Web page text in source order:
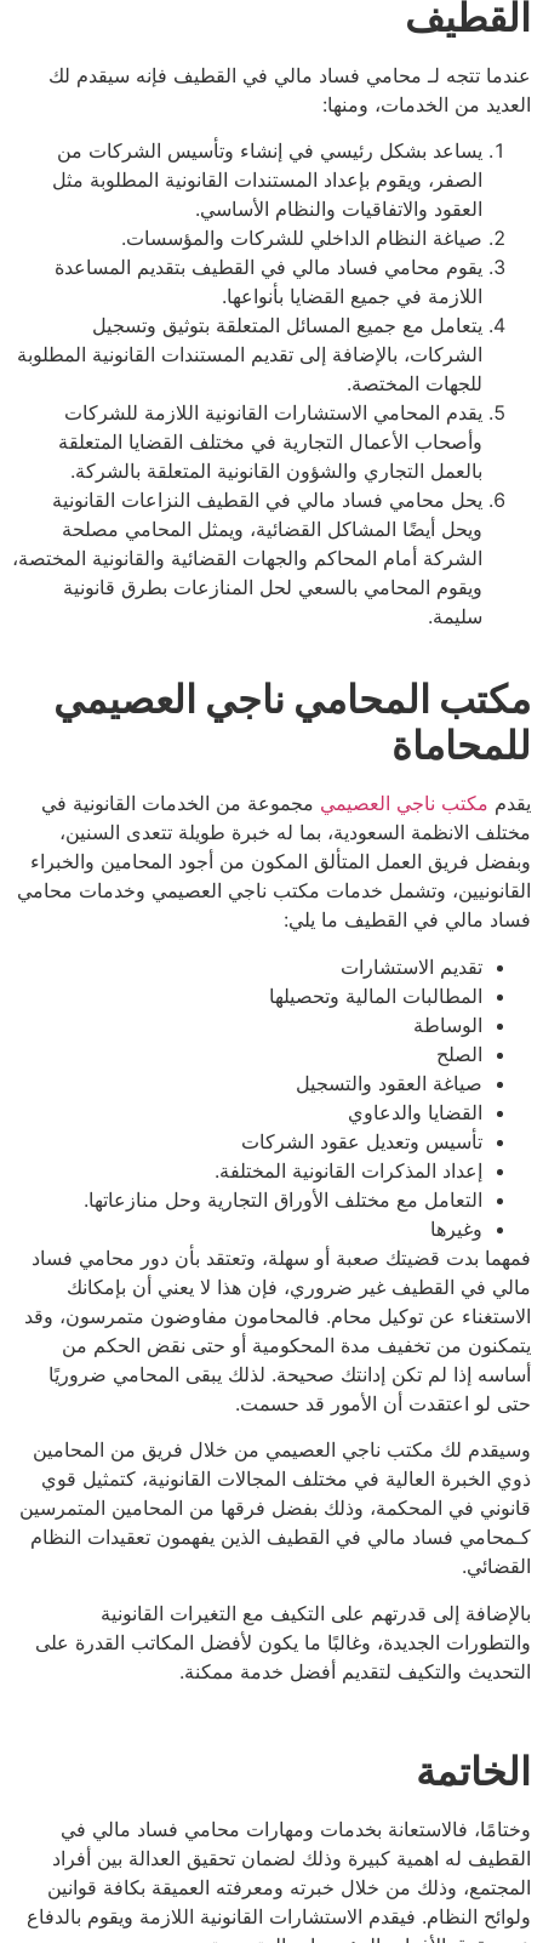
تتجه لـ محامي فساد مالي في القطيف فإنه سيقدم لك
من الخدمات، ومنها:
يساعد بشكل رئيسي في إنشاء وتأسيس الشركات من
الصفر، ويقوم بإعداد المستندات القانونية المطلوبة مثل
العقود والاتفاقيات والنظام الأساسي.
صياغة النظام الداخلي للشركات والمؤسسات.
يقوم محامي فساد مالي في القطيف بتقديم المساعدة
اللازمة في جميع القضايا بأنواعها.
يتعامل مع جميع المسائل المتعلقة بتوثيق وتسجيل
الشركات، بالإضافة إلى تقديم المستندات القانونية المطلوبة
للجهات المختصة.
يقدم المحامي الاستشارات القانونية اللازمة للشركات
وأصحاب الأعمال التجارية في مختلف القضايا المتعلقة
بالعمل التجاري والشؤون القانونية المتعلقة بالشركة.
يحل محامي فساد مالي في القطيف النزاعات القانونية
ويحل أيضًا المشاكل القضائية، ويمثل المحامي مصلحة
الشركة أمام المحاكم والجهات القضائية والقانونية المختصة،
ويقوم المحامي بالسعي لحل المنازعات بطرق قانونية
سليمة.
المحامي ناجي العصيمي
مكتب ناجي العصيميمجموعة من الخدمات القانونية في
الانظمة السعودية، بما له خبرة طويلة تتعدى السنين،
فريق العمل المتألق المكون من أجود المحامين والخبراء
وتشمل خدمات مكتب ناجي العصيمي وخدمات محامي
مالي في القطيف ما يلي:
تقديم الاستشارات
المطالبات المالية وتحصيلها
الوساطة
الصلح
صياغة العقود والتسجيل
القضايا والدعاوي
تأسيس وتعديل عقود الشركات
إعداد المذكرات القانونية المختلفة.
التعامل مع مختلف الأوراق التجارية وحل منازعاتها.
وغيرها
بدت قضيتك صعبة أو سهلة، وتعتقد بأن دور محامي فساد
في القطيف غير ضروري،فإن هذا لا يعني أن بإمكانك
عن توكيل محام. فالمحامون مفاوضون متمرسون، وقد
من تخفيف مدة المحكومية أو حتى نقض الحكم من
إذا لم تكن إدانتك صحيحة. لذلك يبقى المحامي ضروريًا
لو اعتقدت أن الأمور قد حسمت.
لك مكتب ناجي العصيمي من خلال فريق من المحامين
العالية في مختلف المجالات القانونية، كتمثيل قوي
في المحكمة، وذلك بفضل فرقها من المحامين المتمرسين
فساد مالي في القطيف الذين يفهمون تعقيدات النظام
إلى قدرتهم على التكيف مع التغيرات القانونية
الجديدة، وغالبًا ما يكون لأفضل المكاتب القدرة على
والتكيف لتقديم أفضل خدمة ممكنة.
فالاستعانة بخدمات ومهارات محامي فساد مالي في
له اهمية كبيرة وذلك لضمان تحقيق العدالة بين أفراد
وذلك من خلال خبرته ومعرفته العميقة بكافة قوانين
النظام. فيقدم الاستشارات القانونية اللازمة ويقوم بالدفاع